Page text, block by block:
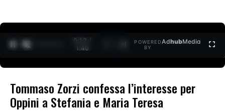
0:13 /
1:40
POWERED
BY
AdhubMedia
Tommaso Zorzi confessa l’interesse per
Oppini a Stefania e Maria Teresa